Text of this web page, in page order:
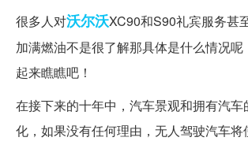
很多人对沃尔沃XC90和S90礼宾服务甚
加满燃油不是很了解那具体是什么情况呢
起来瞧瞧吧！
在接下来的十年中，汽车景观和拥有汽
化，如果没有任何理由，无人驾驶汽车将